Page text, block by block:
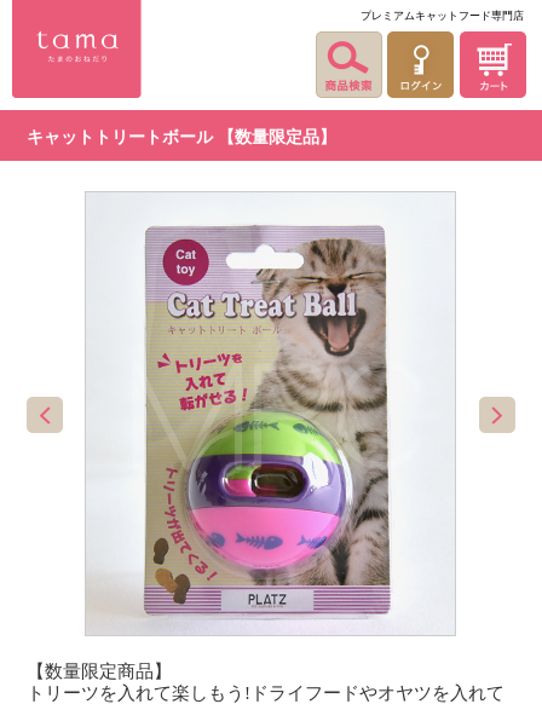
プレミアムキャットフード専門店
キャットトリートボール 【数量限定品】
【数量限定商品】
トリーツを入れて楽しもう!ドライフードやオヤツを入れて